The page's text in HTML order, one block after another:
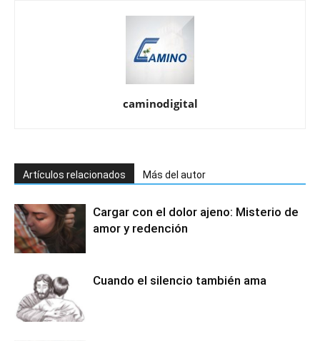
caminodigital
Artículos relacionados Más del autor
Cargar con el dolor ajeno: Misterio de
amor y redención
Cuando el silencio también ama